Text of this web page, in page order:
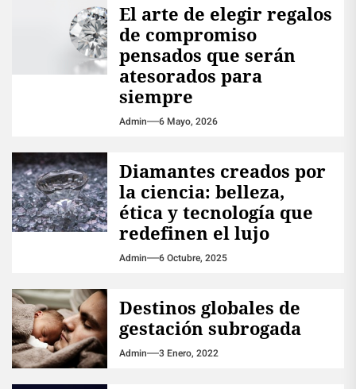
El arte de elegir regalos
de compromiso
pensados que serán
atesorados para
siempre
Admin 6 Mayo, 2026
Diamantes creados por
la ciencia: belleza,
ética y tecnología que
redefinen el lujo
Admin 6 Octubre, 2025
Destinos globales de
gestación subrogada
Admin 3 Enero, 2022